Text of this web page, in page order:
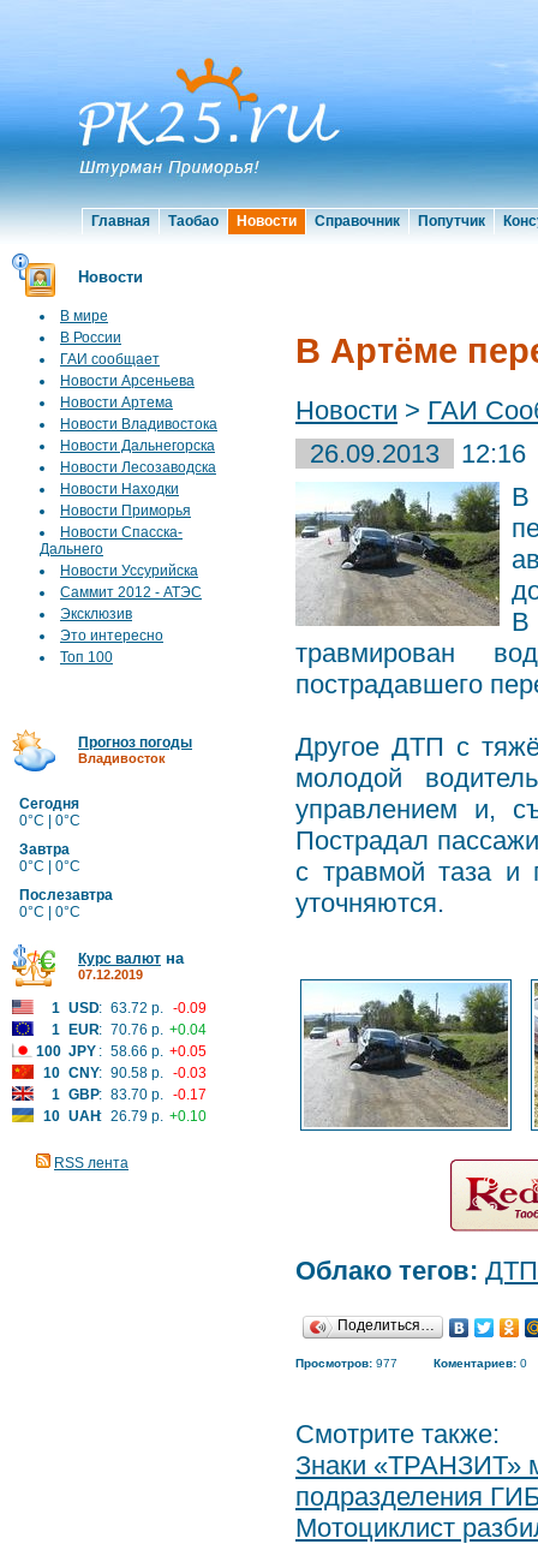
Главная Таобао Новости Справочник Попутчик
Новости
В мире
В России
ГАИ сообщает
Новости Арсеньева
Новости Артема
Новости Владивостока
Новости Дальнегорска
Новости Лесозаводска
Новости Находки
Новости Приморья
Новости Спасска-
Дальнего
Новости Уссурийска
Саммит 2012 - АТЭС
Эксклюзив
Это интересно
Топ 100
Прогноз погоды
Владивосток
Сегодня
0°C | 0°C
Завтра
0°C | 0°C
Послезавтра
0°C | 0°C
Курс валют на
07.12.2019
1 USD: 63.72 р. -0.09
1
EUR: 70.76 р. +0.04
100 JPY : 58.66 р. +0.05
10 CNY: 90.58 р. -0.03
1 GBP: 83.70 р. -0.17
10 UAH: 26.79 р. +0.10
RSS лента
В Артёме
Новости > ГАИ
26.09.2013
12:16
В
В
травмирован
пострадавшего
Другое ДТП с
молодой
управлением и,
Пострадал
с травмой таза и
уточняются.
Облако тегов: ДТП
Поделиться…
Просмотров: 977 Коментариев: 0
Смотрите также:
Знаки «ТРАНЗИТ»
подразделения
Мотоциклист